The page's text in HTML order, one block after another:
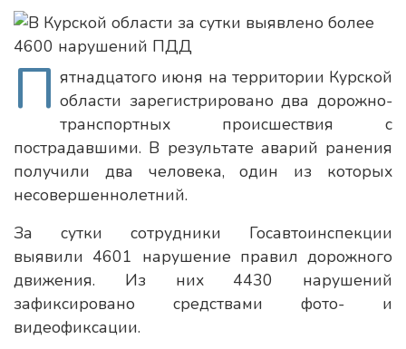
П ятнадцатого июня на территории Курской
области зарегистрировано два дорожно-
транспортных происшествия с
пострадавшими. В результате аварий ранения
получили два человека, один из которых
несовершеннолетний.
За сутки сотрудники Госавтоинспекции
выявили 4601 нарушение правил дорожного
движения. Из них 4430 нарушений
зафиксировано средствами фото- и
видеофиксации.